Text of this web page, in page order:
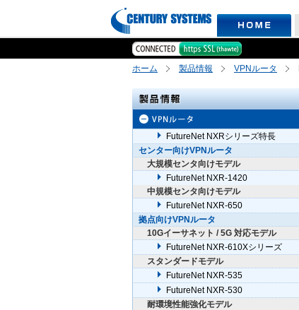
ホーム 製品情報 VPNルータ
FutureNet NXRシリーズ特長
センター向けVPNルータ
大規模センタ向けモデル
FutureNet NXR-1420
中規模センタ向けモデル
FutureNet NXR-650
拠点向けVPNルータ
10Gイーサネット / 5G 対応モデル
FutureNet NXR-610Xシリーズ
スタンダードモデル
FutureNet NXR-535
FutureNet NXR-530
耐環境性能強化モデル